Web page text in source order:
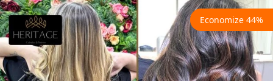
Economize 44%